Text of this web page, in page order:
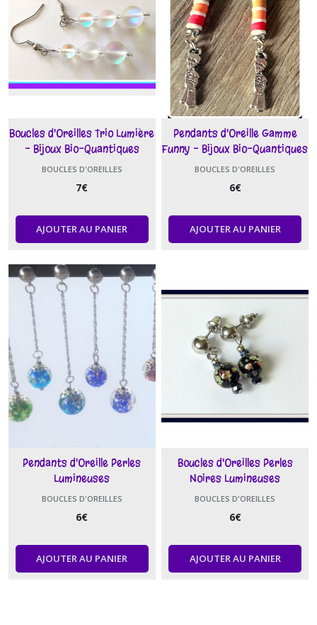
Boucles d'Oreilles Trio Lumière
- Bijoux Bio-Quantiques
BOUCLES D'OREILLES
7€
AJOUTER AU PANIER
Pendants d'Oreille Gamme
Funny - Bijoux Bio-Quantiques
BOUCLES D'OREILLES
6€
AJOUTER AU PANIER
Pendants d'Oreille Perles
Lumineuses
BOUCLES D'OREILLES
6€
AJOUTER AU PANIER
Boucles d'Oreilles Perles
Noires Lumineuses
BOUCLES D'OREILLES
6€
AJOUTER AU PANIER